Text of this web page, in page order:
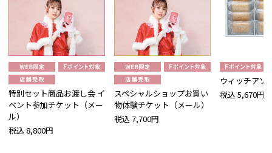
特別セット商品お渡し会 イ
ベント参加チケット（メー
ル）
税込 8,800円
スペシャルショップお買い
物体験チケット（メール）
税込 7,700円
ウィッチアソ
税込 5,670円